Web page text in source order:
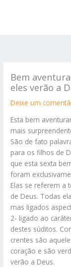
Bem
eles verão a
Deixe um
Esta bem
mais
São de fato
para os filhos de
que esta sexta
foram
Elas se referem a
de Deus. Todas
mas ligados
2- ligado ao
destes súditos.
crentes são
coração e são
verão a Deus.